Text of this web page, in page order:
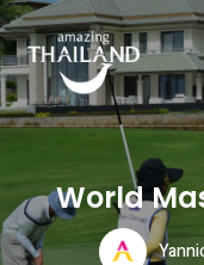
AMAZING
Officiële website van de
World